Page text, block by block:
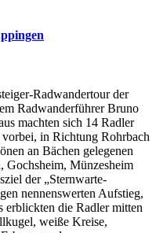
Radwandertour der
Radwanderführer Bruno
machten sich 14 Radler
in Richtung Rohrbach
an Bächen gelegenen
Gochsheim, Münzesheim
der „Sternwarte-
nennenswerten Aufstieg,
erblickten die Radler mitten
weiße Kreise,